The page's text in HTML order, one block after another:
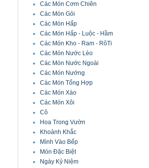
Các Món Cơm Chiên
Các Món Gỏi
Các Món Hấp
Các Món Hấp - Luộc - Hầm
Các Món Kho - Ram - RôTi
Các Món Nước Lèo
Các Món Nước Ngoài
Các Món Nướng
Các Món Tổng Hợp
Các Món Xào
Các Món Xôi
Cô
Hoa Trong Vườn
Khoảnh Khắc
Mình Vào Bếp
Món Đặc Biệt
Ngày Kỷ Niệm